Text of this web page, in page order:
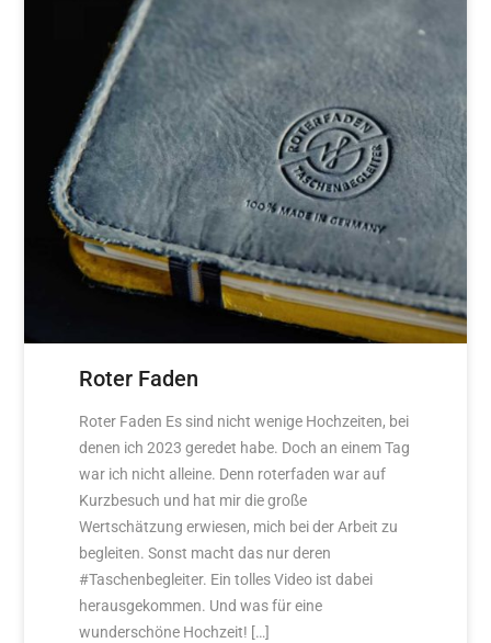
Roter Faden
Roter Faden Es sind nicht wenige Hochzeiten, bei
denen ich 2023 geredet habe. Doch an einem Tag
war ich nicht alleine. Denn roterfaden war auf
Kurzbesuch und hat mir die große
Wertschätzung erwiesen, mich bei der Arbeit zu
begleiten. Sonst macht das nur deren
#Taschenbegleiter. Ein tolles Video ist dabei
herausgekommen. Und was für eine
wunderschöne Hochzeit! […]